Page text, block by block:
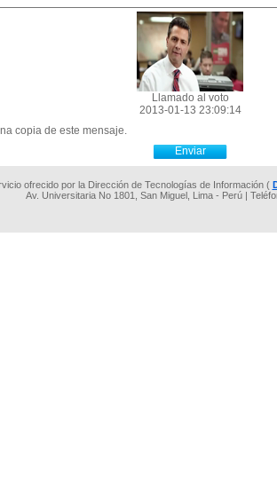
Llamado al voto
2013-01-13 23:09:14
copia de este mensaje.
ofrecido por la Dirección de Tecnologías de Información (
Av. Universitaria No 1801, San Miguel, Lima - Perú |